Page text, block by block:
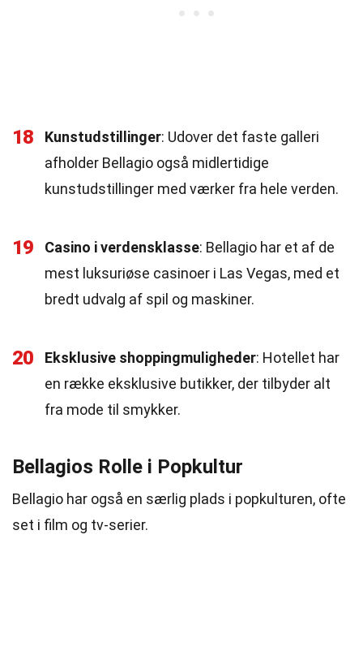
18 Kunstudstillinger: Udover det faste galleri
afholder Bellagio også midlertidige
kunstudstillinger med værker fra hele verden.
19 Casino i verdensklasse: Bellagio har et af de
mest luksuriøse casinoer i Las Vegas, med et
bredt udvalg af spil og maskiner.
20 Eksklusive shoppingmuligheder: Hotellet har
en række eksklusive butikker, der tilbyder alt
fra mode til smykker.
Bellagios Rolle i Popkultur
Bellagio har også en særlig plads i popkulturen, ofte
set i film og tv-serier.